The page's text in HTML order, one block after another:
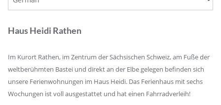
Haus Heidi Rathen
Im Kurort Rathen, im Zentrum der Sächsischen Schweiz, am Fuße der
weltberühmten Bastei und direkt an der Elbe gelegen befinden sich
unsere Ferienwohnungen im Haus Heidi. Das Ferienhaus mit sechs
Wochungen ist voll ausgestattet und hat einen Fahrradverleih!